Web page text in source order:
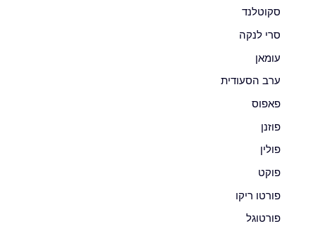
סקוטלנד
סרי לנקה
עומאן
ערב הסעודית
פאפוס
פוזנן
פולין
פוקט
פורטו ריקו
פורטוגל